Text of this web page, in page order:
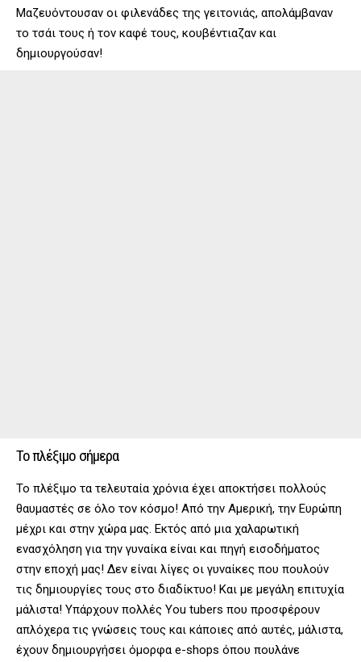
Μαζευόντουσαν οι φιλενάδες της γειτονιάς, απολάμβαναν
το τσάι τους ή τον καφέ τους, κουβέντιαζαν και
δημιουργούσαν!
Το πλέξιμο σήμερα
Το πλέξιμο τα τελευταία χρόνια έχει αποκτήσει πολλούς
θαυμαστές σε όλο τον κόσμο! Από την Αμερική, την Ευρώπη
μέχρι και στην χώρα μας. Εκτός από μια χαλαρωτική
ενασχόληση για την γυναίκα είναι και πηγή εισοδήματος
στην εποχή μας! Δεν είναι λίγες οι γυναίκες που πουλούν
τις δημιουργίες τους στο διαδίκτυο! Και με μεγάλη επιτυχία
μάλιστα! Υπάρχουν πολλές You tubers που προσφέρουν
απλόχερα τις γνώσεις τους και κάποιες από αυτές, μάλιστα,
έχουν δημιουργήσει όμορφα e-shops όπου πουλάνε